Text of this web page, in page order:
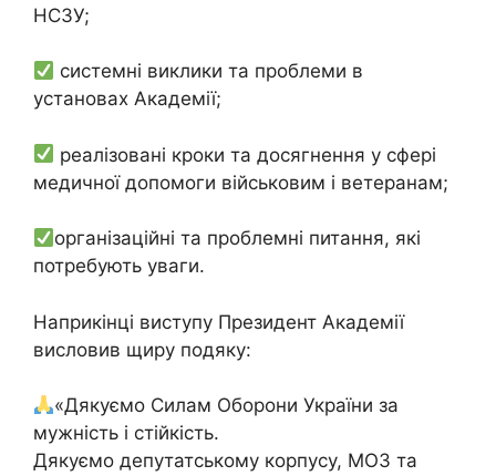
НСЗУ;
системні виклики та проблеми в
установах Академії;
реалізовані кроки та досягнення у сфері
медичної допомоги військовим і ветеранам;
організаційні та проблемні питання, які
потребують уваги.
Наприкінці виступу Президент Академії
висловив щиру подяку:
«Дякуємо Силам Оборони України за
мужність і стійкість.
Дякуємо депутатському корпусу, МОЗ та